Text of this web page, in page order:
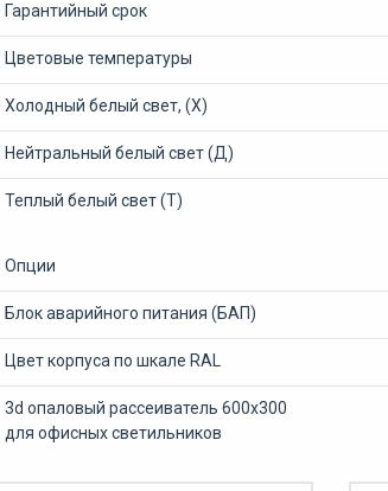
Гарантийный срок
Цветовые температуры
Холодный белый свет, (Х)
Нейтральный белый свет (Д)
Теплый белый свет (Т)
Опции
Блок аварийного питания (БАП)
Цвет корпуса по шкале RAL
3d опаловый рассеиватель 600х300
для офисных светильников